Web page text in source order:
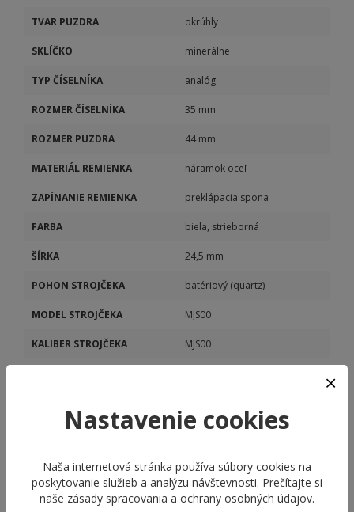
TVAR PUZDRA okrúhly
SKLÍČKO minerálne
TYP ČÍSELNÍKA analóg
ROZMER ČÍSELNÍKA 35 mm
ROZMER PUZDRA 44 mm
MATERIÁL REMIENKA náramok oceľ
ZAPÍNANIE REMIENKA preklápacia spona
FARBA biela, strieborná
ŠÍRKA 24,5 mm
POHON STROJČEKA batériový (quartz)
MODEL STROJČEKA MJS00
KALIBER STROJČEKA MJS00
Nastavenie cookies
Naša internetová stránka používa súbory cookies na
poskytovanie služieb a analýzu návštevnosti. Prečítajte si
naše zásady spracovania a ochrany osobných údajov.